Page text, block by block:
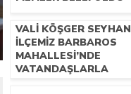
VALİ KÖŞGER SEYHAN
İLÇEMİZ BARBAROS
MAHALLESİ’NDE
VATANDAŞLARLA